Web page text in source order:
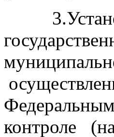
контроле